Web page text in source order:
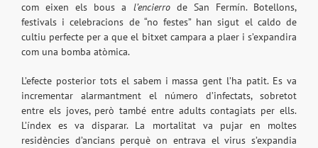
com eixen els bous a l’encierrode San Fermín. Botellons,
festivals i celebracions de “no festes” han sigut el caldo de
cultiu perfecte per a que el bitxet campara a plaer i s’expandira
com una bomba atòmica.
L’efecte posterior tots el sabem i massa gent l’ha patit. Es va
incrementar alarmantment el número d’infectats, sobretot
entre els joves, però també entre adults contagiats per ells.
L’índex es va disparar. La mortalitat va pujar en moltes
residències d’ancians perquè on entrava el virus s’expandia